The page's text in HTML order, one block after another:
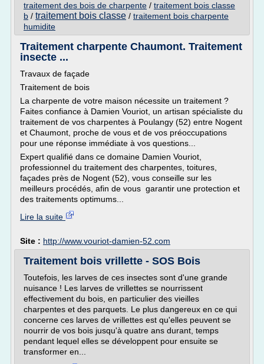
traitement des bois de charpente / traitement bois classe
b / traitement bois classe / traitement bois charpente
humidite
Traitement charpente Chaumont. Traitement
insecte ...
Travaux de façade
Traitement de bois
La charpente de votre maison nécessite un traitement ?
Faites confiance à Damien Vouriot, un artisan spécialiste du
traitement de vos charpentes à Poulangy (52) entre Nogent
et Chaumont, proche de vous et de vos préoccupations
pour une réponse immédiate à vos questions...
Expert qualifié dans ce domaine Damien Vouriot,
professionnel du traitement des charpentes, toitures,
façades près de Nogent (52), vous conseille sur les
meilleurs procédés, afin de vous garantir une protection et
des traitements optimums...
Lire la suite
Site : http://www.vouriot-damien-52.com
Traitement bois vrillette - SOS Bois
Toutefois, les larves de ces insectes sont d'une grande
nuisance ! Les larves de vrillettes se nourrissent
effectivement du bois, en particulier des vieilles
charpentes et des parquets. Le plus dangereux en ce qui
concerne ces larves de vrillettes est qu'elles peuvent se
nourrir de vos bois jusqu'à quatre ans durant, temps
pendant lequel elles se développent pour ensuite se
transformer en...